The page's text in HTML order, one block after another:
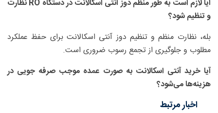
آیا لازم است به طور منظم دوز آنتی اسکالانت در دستگاه RO نظارت
و تنظیم شود؟
بله، نظارت منظم و تنظیم دوز آنتی اسکالانت برای حفظ عملکرد
مطلوب و جلوگیری از تجمع رسوب ضروری است.
آیا خرید آنتی اسکالانت به صورت عمده موجب صرفه جویی در
هزینه‌ها می‌شود؟
اخبار مرتبط